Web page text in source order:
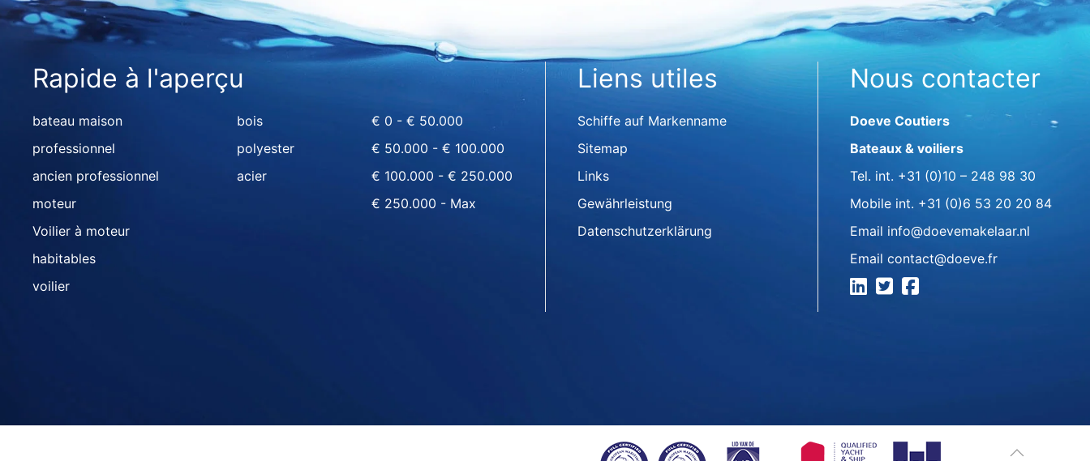
Rapide à l'aperçu
bateau maison
professionnel
ancien professionnel
moteur
Voilier à moteur
habitables
voilier
bois
polyester
acier
€ 0 - € 50.000
€ 50.000 - € 100.000
€ 100.000 - € 250.000
€ 250.000 - Max
Liens utiles
Schiffe auf Markenname
Sitemap
Links
Gewährleistung
Datenschutzerklärung
Nous contacter
Doeve Coutiers
Bateaux & voiliers
Tel. int. +31 (0)10 – 248 98 30
Mobile int. +31 (0)6 53 20 20 84
Email info@doevemakelaar.nl
Email contact@doeve.fr